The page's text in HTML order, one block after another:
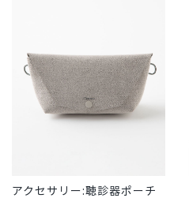
アクセサリー:聴診器ポーチ